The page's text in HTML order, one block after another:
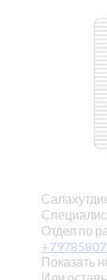
Отдел по
Показать
Или